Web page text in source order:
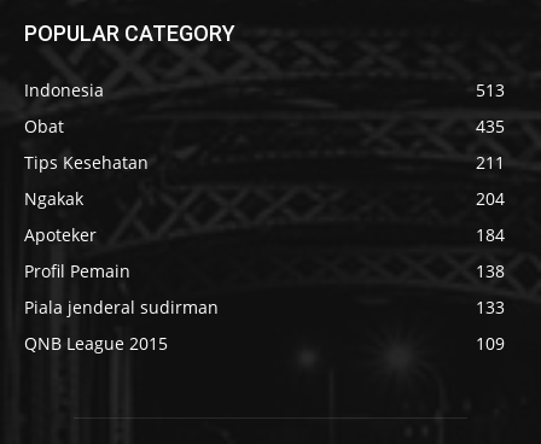
POPULAR CATEGORY
Indonesia
513
Obat
435
Tips Kesehatan
211
Ngakak
204
Apoteker
184
Profil Pemain
138
Piala jenderal sudirman
133
QNB League 2015
109